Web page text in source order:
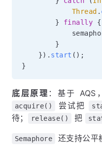
Thread .
}
finally
{
}
}) . start ( ) ;
}
底层原理 ：基于 AQS，
acquire() 尝试把
待；
release() 把
Semaphore 还支持公平